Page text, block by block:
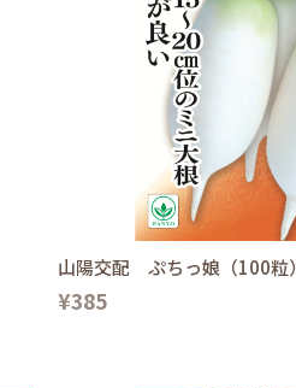
山陽交配 ぷちっ娘（100粒）
¥385